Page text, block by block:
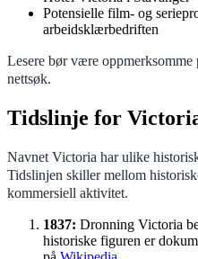
Potensielle film- og
arbeidsklærbedriften
Lesere bør være
nettsøk.
Tidslinje for
Navnet Victoria har ulike
Tidslinjen skiller mellom
kommersiell aktivitet.
1837: Dronning Victoria
historiske figuren er